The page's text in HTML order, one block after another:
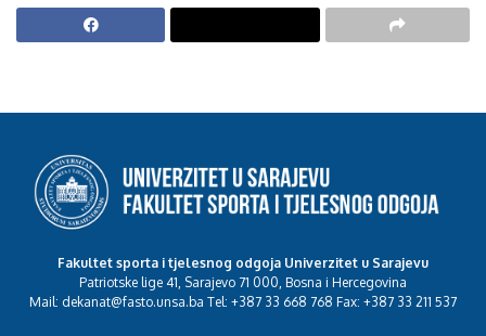
Fakultet sporta i tjelesnog odgoja Univerzitet u Sarajevu
Patriotske lige 41, Sarajevo 71 000, Bosna i Hercegovina
Mail: dekanat@fasto.unsa.ba Tel: +387 33 668 768 Fax: +387 33 211 537